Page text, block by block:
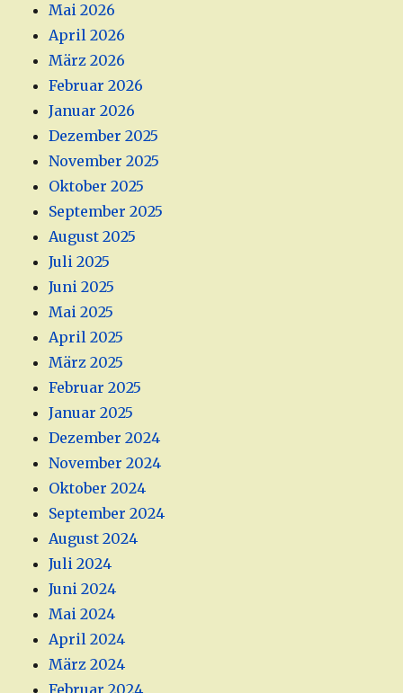
Mai 2026
April 2026
März 2026
Februar 2026
Januar 2026
Dezember 2025
November 2025
Oktober 2025
September 2025
August 2025
Juli 2025
Juni 2025
Mai 2025
April 2025
März 2025
Februar 2025
Januar 2025
Dezember 2024
November 2024
Oktober 2024
September 2024
August 2024
Juli 2024
Juni 2024
Mai 2024
April 2024
März 2024